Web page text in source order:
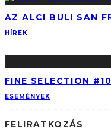
AZ ALCI BULI SAN
HÍREK
FINE SELECTION
ESEMÉNYEK
FELIRATKOZÁS